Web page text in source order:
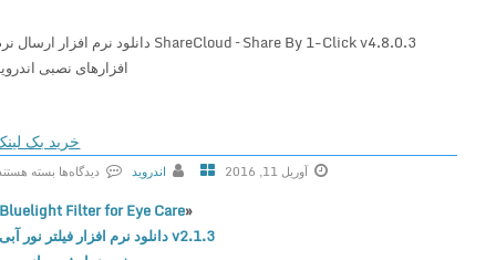
ShareCloud – Share By 1-Click v4.8.0.3 دانلود نرم افزار ارسال نرم
افزارهای نصبی اندروید
خرید بک لینک
آوریل 11, 2016 اندروید
دیدگاه‌ها
ر
ا
بسته هستند
Bluelight Filter for Eye Care
v2.1.3 دانلود نرم افزار فیلتر نور آبی